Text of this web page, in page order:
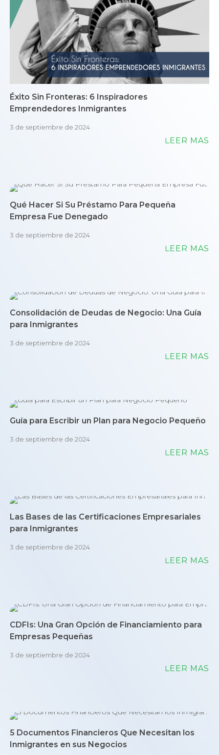
Éxito Sin Fronteras: 6 Inspiradores
Emprendedores Inmigrantes
3 de septiembre de 2024
LEER MÁS
Qué Hacer Si Su Préstamo Para Pequeña
Empresa Fue Denegado
3 de septiembre de 2024
LEER MÁS
Consolidación de Deudas de Negocio: Una Guía
para Inmigrantes
3 de septiembre de 2024
LEER MÁS
Guía para Escribir un Plan para Negocio Pequeño
3 de septiembre de 2024
LEER MÁS
Las Bases de las Certificaciones Empresariales
para Inmigrantes
3 de septiembre de 2024
LEER MÁS
CDFIs: Una Gran Opción de Financiamiento para
Empresas Pequeñas
3 de septiembre de 2024
LEER MÁS
5 Documentos Financieros Que Necesitan los
Inmigrantes en sus Negocios